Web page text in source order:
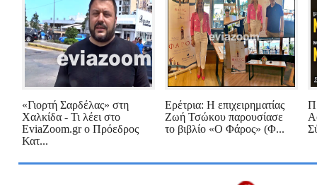
«Γιορτή Σαρδέλας» στη
Χαλκίδα - Τι λέει στο
EviaZoom.gr ο Πρόεδρος
Κατ...
Ερέτρια: Η επιχειρηματίας
Ζωή Τσώκου παρουσίασε
το βιβλίο «Ο Φάρος» (Φ...